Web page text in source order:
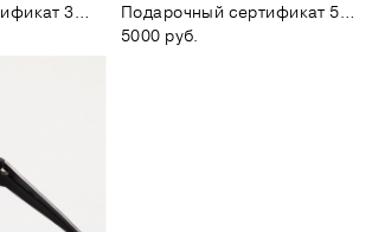
Подарочный сертификат 3000
Подарочный сертификат 5000
5000 руб.